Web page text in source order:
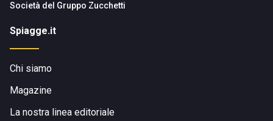
Società del Gruppo Zucchetti
Spiagge.it
Chi siamo
Magazine
La nostra linea editoriale